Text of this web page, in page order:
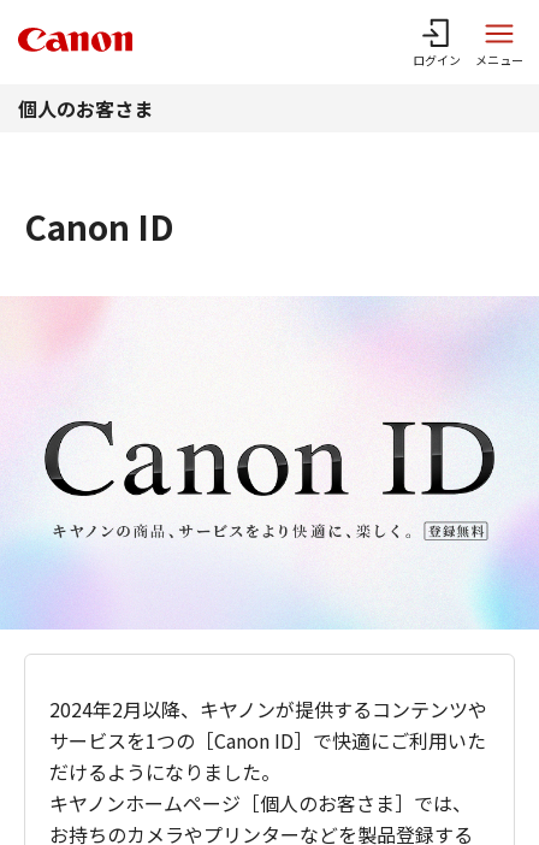
ログイン メニュー
個人のお客さま
Canon ID
2024年2月以降、キヤノンが提供するコンテンツや
サービスを1つの［Canon ID］で快適にご利用いた
だけるようになりました。
キヤノンホームページ［個人のお客さま］では、
お持ちのカメラやプリンターなどを製品登録する